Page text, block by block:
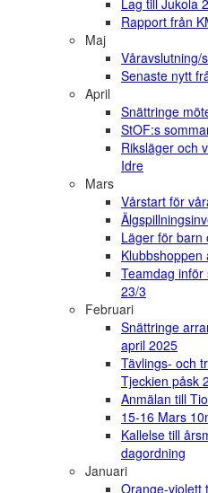
Rapport från
Maj
Våravslutning/
Senaste nytt
April
Snättringe
StOF:s
Riksläger och
Idre
Mars
Vårstart för
Läger för barn
Klubbshoppen
Teamdag inför
23/3
Februari
Snättringe
april 2025
Tävlings- och
Tjeckien påsk
Anmälan till
15-16 Mars
Kallelse till
dagordning
Januari
Orange-violett